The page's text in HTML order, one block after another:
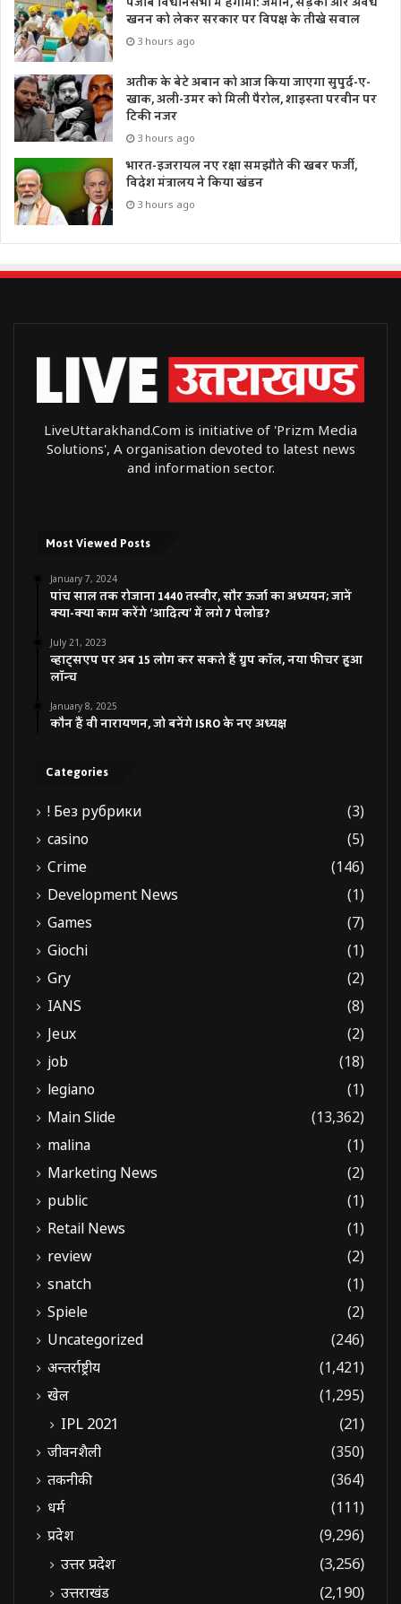
खनन को लेकर सरकार पर विपक्ष के तीखे सवाल
3 hours ago
अतीक के बेटे अबान को आज किया जाएगा सुपुर्द-ए-
खाक, अली-उमर को मिली पैरोल, शाइस्ता परवीन पर
टिकी नजर
3 hours ago
भारत-इजरायल नए रक्षा समझौते की खबर फर्जी,
विदेश मंत्रालय ने किया खंडन
3 hours ago
LiveUttarakhand.Com is initiative of 'Prizm Media
Solutions', A organisation devoted to latest news
and information sector.
Most Viewed Posts
January 7, 2024
पांच साल तक रोजाना 1440 तस्वीर, सौर ऊर्जा का अध्ययन; जानें
क्या-क्या काम करेंगे ‘आदित्य’ में लगे 7 पेलोड?
July 21, 2023
व्हाट्सएप पर अब 15 लोग कर सकते हैं ग्रुप कॉल, नया फीचर हुआ
लॉन्च
January 8, 2025
कौन हैं वी नारायणन, जो बनेंगे ISRO के नए अध्यक्ष
Categories
! Без рубрики
(3)
casino
(5)
Crime
(146)
Development News
(1)
Games
(7)
Giochi
(1)
Gry
(2)
IANS
(8)
Jeux
(2)
job
(18)
legiano
(1)
Main Slide
(13,362)
malina
(1)
Marketing News
(2)
public
(1)
Retail News
(1)
review
(2)
snatch
(1)
Spiele
(2)
Uncategorized
(246)
अन्तर्राष्ट्रीय
(1,421)
खेल
(1,295)
IPL 2021 (21)
जीवनशैली
(350)
तकनीकी
(364)
धर्म
(111)
प्रदेश
(9,296)
उत्तर प्रदेश
(3,256)
उत्तराखंड
(2,190)